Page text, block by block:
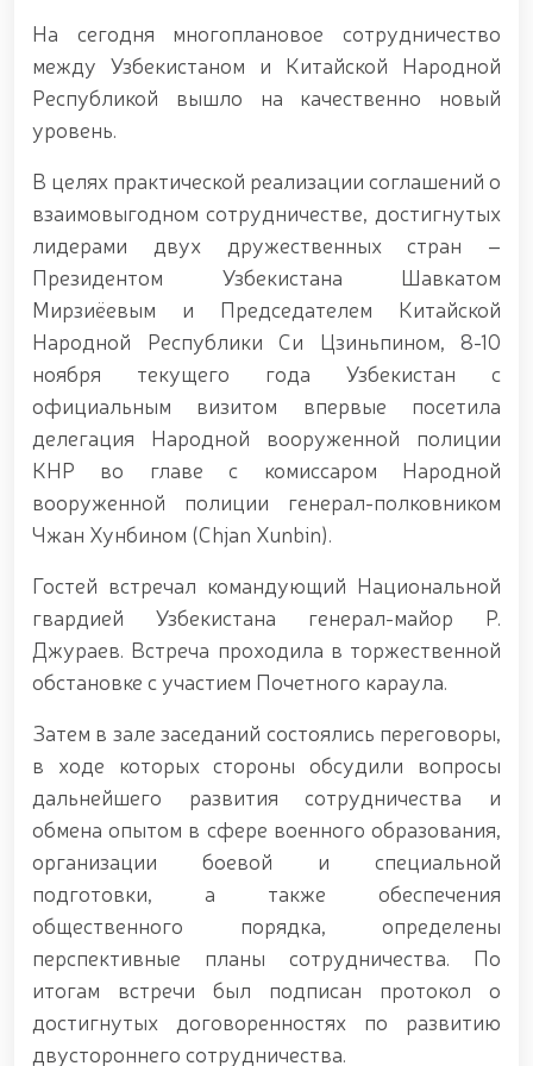
органов Узбекистана. // Продолжается работа по
укреплению боевого потенциала личного состава
Национальной гвардии, повышению уровня
физической и моральной подготовки, а также
совершенствованию системы в соответствии с
современными требованиями. // Сотрудники,
посвятившие себя службе, были торжественно и с
почётом проведены на заслуженную пенсию //
Литературно-художественное мероприятие на
тему «Kitobxon harbiy oilalar» / / Мероприятия в
рамках месячника патриотизма / / В Ташкенте
задержан разыскиваемый за совершение
преступления / / Состоялась премьера фильма
«Жасорат» / / В Национальной гвардии прошло
торжественное мероприятие, посвящённое 34-й
годовщине образования Вооружённых Сил и 14
января — Дню защитников Родины / /
Праздничное поздравление по случаю 34-й
годовщины образования Вооружённых Сил
Республики Узбекистан и Дня защитников Родины
/ / В связи с 34-й годовщиной образования
Вооружённых Сил Республики Узбекистан и 14
января — Днём защитников Родины гвардейцы
возложили цветы к подножию мемориального
комплекса, возведённого на территории
Центрального аппарата Национальной гвардии, в
память о боевых товарищах, героически погибших
при исполнении служебного долга, и почтили их
память / / Указ Президента Республики
Узбекистан «О награждении группы
военнослужащих и сотрудников
правоохранительных органов в связи с 34-й
годовщиной образования Вооружённых Сил
Республики Узбекистан и Днём защитников
Родины» / / Президент Шавкат Мирзиёев провёл
расширенное заседание Совета безопасности / /
Президент Шавкат Мирзиёев ознакомился с
деятельностью когенерационной станции высокой
мощности, построенной в Юнусабадском районе
города Ташкента / / Ташкент, формирующийся
как крупный центр финансов, передовых
технологий, культуры и туризма, будет и далее
развиваться по стандартам современных мировых
мегаполисов / / Проведён духовно-
На сегодня многоплановое сотрудничество
между Узбекистаном и Китайской Народной
Республикой вышло на качественно новый
уровень.
В целях практической реализации соглашений о
взаимовыгодном сотрудничестве, достигнутых
лидерами двух дружественных стран –
Президентом Узбекистана Шавкатом
Мирзиёевым и Председателем Китайской
Народной Республики Си Цзиньпином, 8-10
ноября текущего года Узбекистан с
официальным визитом впервые посетила
делегация Народной вооруженной полиции
КНР во главе с комиссаром Народной
вооруженной полиции генерал-полковником
Чжан Хунбином (Chjan Xunbin).
Гостей встречал командующий Национальной
гвардией Узбекистана генерал-майор Р.
Джураев. Встреча проходила в торжественной
обстановке с участием Почетного караула.
Затем в зале заседаний состоялись переговоры,
в ходе которых стороны обсудили вопросы
дальнейшего развития сотрудничества и
обмена опытом в сфере военного образования,
организации боевой и специальной
подготовки, а также обеспечения
общественного порядка, определены
перспективные планы сотрудничества. По
итогам встречи был подписан протокол о
достигнутых договоренностях по развитию
двустороннего сотрудничества.